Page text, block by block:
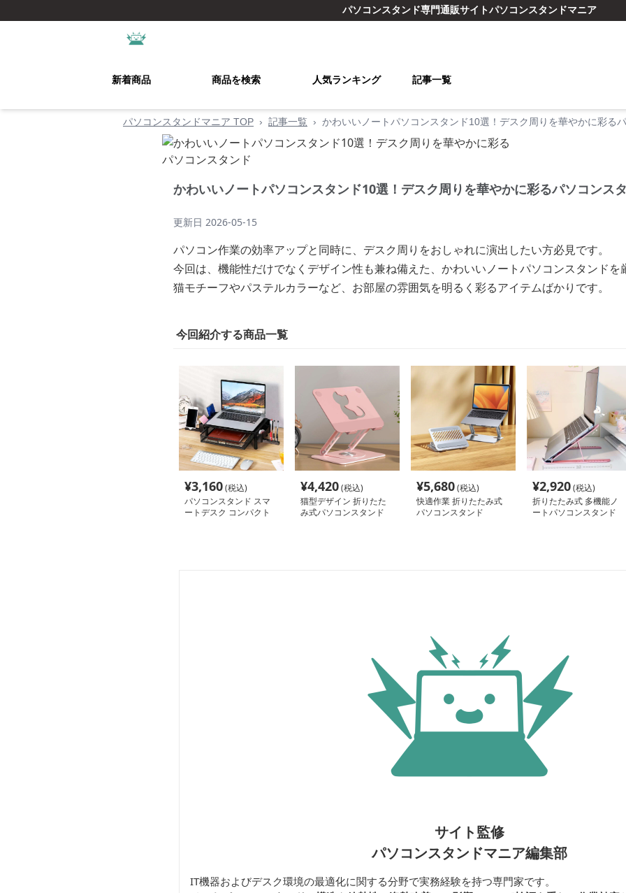
パソコンスタンド専門通販サイトパソコンスタンドマニア
新着商品 商品を検索 人気ランキング 記事一覧
パソコンスタンドマニア TOP › 記事一覧 › かわいいノートパソコンスタンド10選！デスク周りを華やかに彩る
かわいいノートパソコンスタンド10選！デスク周りを華やかに彩るパソコンス
更新日 2026-05-15
パソコン作業の効率アップと同時に、デスク周りをおしゃれに演出したい方必見です。
今回は、機能性だけでなくデザイン性も兼ね備えた、かわいいノートパソコンスタンドを
猫モチーフやパステルカラーなど、お部屋の雰囲気を明るく彩るアイテムばかりです。
今回紹介する商品一覧
¥3,160(税込)
パソコンスタンド スマ
ートデスク コンパクト
¥4,420(税込)
猫型デザイン 折りたた
み式パソコンスタンド
¥5,680(税込)
快適作業 折りたたみ式
パソコンスタンド
¥2,920(税込)
折りたたみ式 多機能ノ
ートパソコンスタンド
サイト監修
パソコンスタンドマニア編集部
IT機器およびデスク環境の最適化に関する分野で実務経験を持つ専門家です。